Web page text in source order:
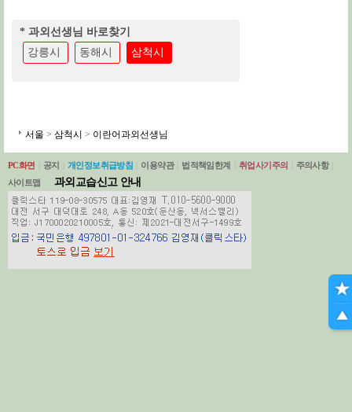
* 과외선생님 바로찾기
강릉시
동해시 삼척시
서울 > 삼척시 > 이란어과외선생님
PC화면 공지 개인정보취급방침 이용약관 법적책임한계 취업사기주의 주의사항
사이트맵
과외교습신고 안내